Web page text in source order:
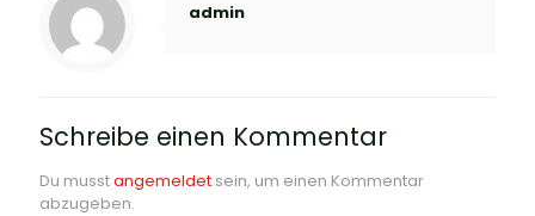
admin
Schreibe einen Kommentar
Du musstangemeldet sein, um einen Kommentar
abzugeben.